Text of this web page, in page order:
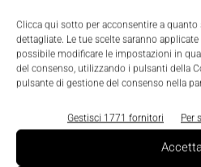
Clicca qui sotto per acconsentire a quanto
dettagliate. Le tue scelte saranno
possibile modificare le impostazioni in
del consenso, utilizzando i pulsanti della
pulsante di gestione del consenso nella
Gestisci 1771 fornitori Per
Accetta
RoboCom mette a
sperimentazione molto
L'infrastruttura dedica